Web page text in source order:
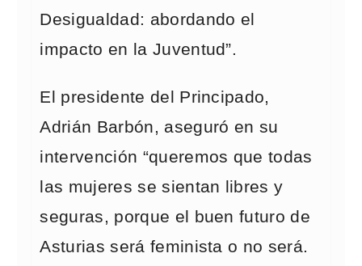
Desigualdad: abordando el
impacto en la Juventud”.
El presidente del Principado,
Adrián Barbón, aseguró en su
intervención “queremos que todas
las mujeres se sientan libres y
seguras, porque el buen futuro de
Asturias será feminista o no será.